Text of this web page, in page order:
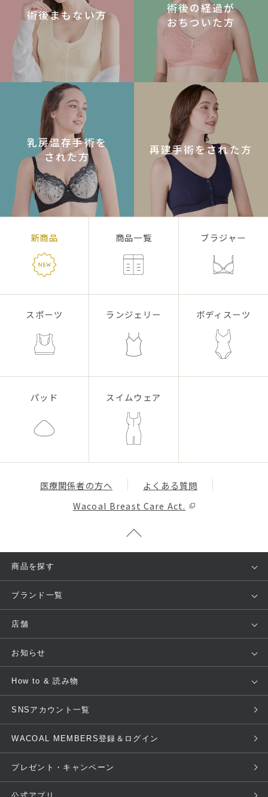
術後まもない方
術後の経過が
おちついた方
乳房温存手術を
された方
再建手術をされた方
新商品 商品一覧 ブラジャー
スポーツ ランジェリー ボディスーツ
パッド スイムウェア
医療関係者の方へ
よくある質問
Wacoal Breast Care Act.
商品を探す
アイテム
トピックス
ブランド一覧
WACOAL
AMPHI une nana cool
OUR WACOAL
WACOAL Remamma Mens Innerwear
CW-X
店舗
店舗を探す
ブラ無料診断
3Dボディスキャン
お知らせ
新着情報
商品回収
ニュース＆トピックス
How to & 読み物
下着の基礎知識
ブラパン ワコールスタイル
SNSアカウント一覧
WACOAL MEMBERS登録＆ログイン
プレゼント・キャンペーン